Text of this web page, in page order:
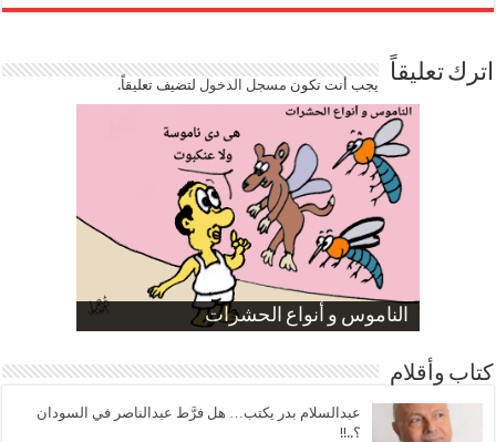
اترك تعليقاً يجب أنت تكون مسجل الدخوللتضيف تعليقاً.
الناموس و أنواع الحشرات
الموظفين بعد ارتفاع الأسعار
ارتفاع نسبة الطلاق في مصر
صورة كاركاتيرية
صورة كاركاتيرية
كتاب وأقلام
عبدالسلام بدر يكتب… هل فرَّط عبدالناصر في السودان
؟..!!